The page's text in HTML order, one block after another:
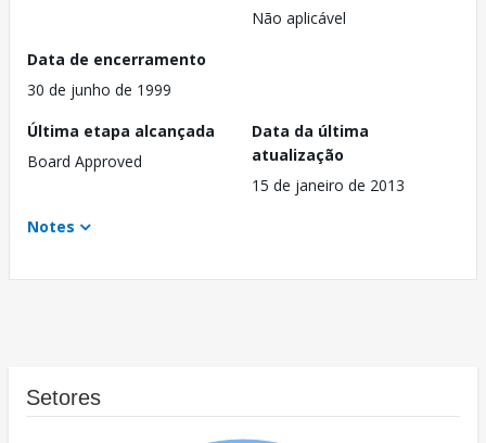
Não aplicável
Data de encerramento
30 de junho de 1999
Última etapa alcançada
Board Approved
Data da última
atualização
15 de janeiro de 2013
Notes
Setores